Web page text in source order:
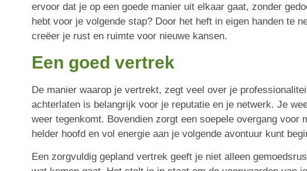
ervoor dat je op een goede manier uit elkaar gaat, zonder
hebt voor je volgende stap? Door het heft in eigen handen te
creëer je rust en ruimte voor nieuwe kansen.
Een goed vertrek
De manier waarop je vertrekt, zegt veel over je
achterlaten is belangrijk voor je reputatie en je netwerk. Je
weer tegenkomt. Bovendien zorgt een soepele overgang voor
helder hoofd en vol energie aan je volgende avontuur kunt
Een zorgvuldig gepland vertrek geeft je niet alleen